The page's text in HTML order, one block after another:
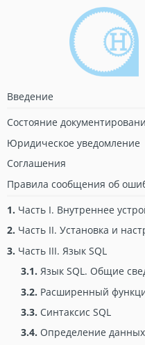
Введение
Состояние
Юридическое уведомление
Соглашения
Правила сообщения об
1. Часть I. Внутреннее
2. Часть II. Установка и
3. Часть III. Язык SQL
3.1. Язык SQL. Общие
3.2. Расширенный
3.3. Синтаксис SQL
3.4. Определение данных